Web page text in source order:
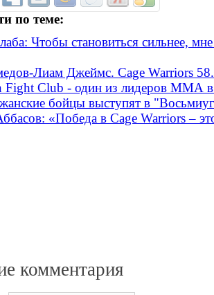
по теме:
Чтобы становиться сильнее,
Лиам Джеймс. Cage Warriors 58.
Fight Club - один из лидеров ММА
бойцы выступят в
«Победа в Cage Warriors –
комментария